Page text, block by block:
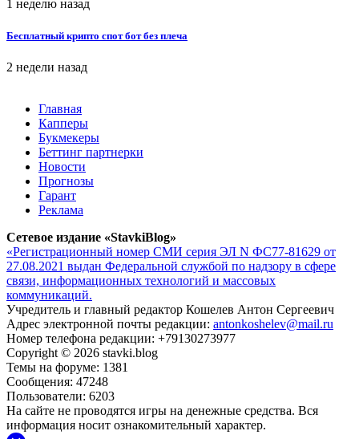
1 неделю назад
Бесплатный крипто спот бот без плеча
2 недели назад
Главная
Капперы
Букмекеры
Беттинг партнерки
Новости
Прогнозы
Гарант
Реклама
Сетевое издание «StavkiBlog»
«Регистрационный номер СМИ серия ЭЛ N ФС77-81629 от
27.08.2021 выдан Федеральной службой по надзору в сфере
связи, информационных технологий и массовых
коммуникаций.
Учредитель и главный редактор Кошелев Антон Сергеевич
Адрес электронной почты редакции: antonkoshelev@mail.ru
Номер телефона редакции: +79130273977
Copyright © 2026 stavki.blog
Темы на форуме: 1381
Сообщения: 47248
Пользователи: 6203
На сайте не проводятся игры на денежные средства. Вся
информация носит ознакомительный характер.